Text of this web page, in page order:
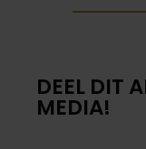
DEEL DIT
MEDIA!